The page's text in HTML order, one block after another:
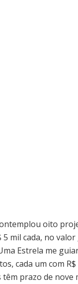
oito
mil cada, no
Estrela me
cada um com R$
prazo de nove